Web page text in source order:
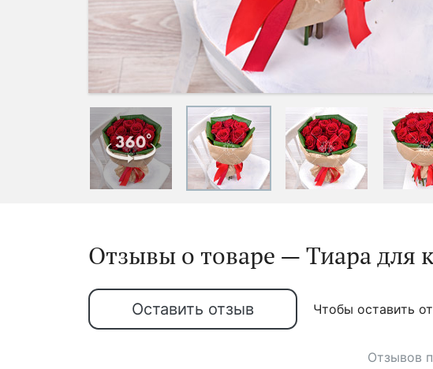
Отзывы о товаре — Тиара для
Оставить отзыв Чтобы оставить
Отзывов